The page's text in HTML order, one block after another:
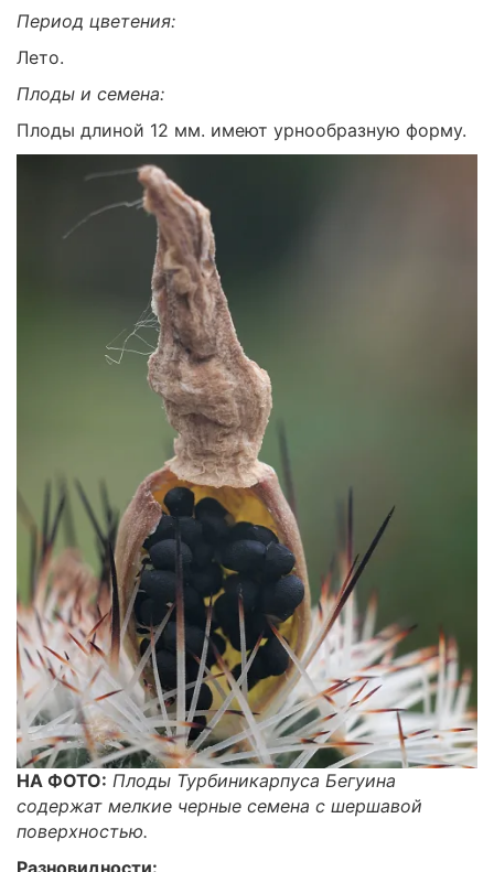
Период цветения:
Лето.
Плоды и семена:
Плоды длиной 12 мм. имеют урнообразную форму.
НА ФОТО: Плоды Турбиникарпуса Бегуина
содержат мелкие черные семена с шершавой
поверхностью.